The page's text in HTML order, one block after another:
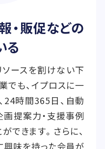
・販促などの
る
ースを割けない下
でも、イプロスに一
24時間365日、自動
提案力・支援事例
できます。さらに、
味を持った会員が